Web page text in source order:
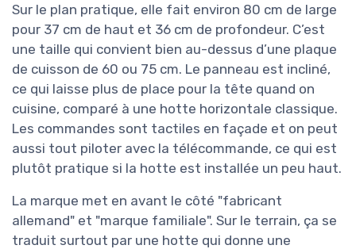
Sur le plan pratique, elle fait environ 80 cm de large
pour 37 cm de haut et 36 cm de profondeur. C’est
une taille qui convient bien au-dessus d’une plaque
de cuisson de 60 ou 75 cm. Le panneau est incliné,
ce qui laisse plus de place pour la tête quand on
cuisine, comparé à une hotte horizontale classique.
Les commandes sont tactiles en façade et on peut
aussi tout piloter avec la télécommande, ce qui est
plutôt pratique si la hotte est installée un peu haut.
La marque met en avant le côté "fabricant
allemand" et "marque familiale". Sur le terrain, ça se
traduit surtout par une hotte qui donne une